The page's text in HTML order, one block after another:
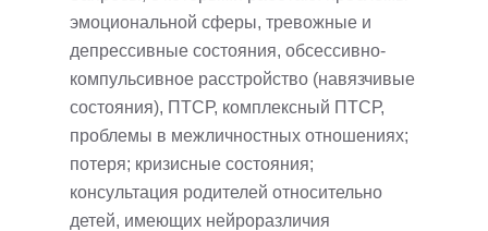
эмоциональной сферы, тревожные и
депрессивные состояния, обсессивно-
компульсивное расстройство (навязчивые
состояния), ПТСР, комплексный ПТСР,
проблемы в межличностных отношениях;
потеря; кризисные состояния;
консультация родителей относительно
детей, имеющих нейроразличия